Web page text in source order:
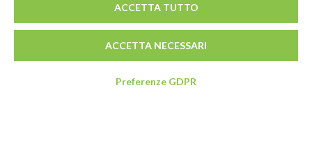
ACCETTA TUTTO
ACCETTA NECESSARI
Preferenze GDPR